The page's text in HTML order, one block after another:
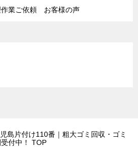
作業ご依頼 お客様の声
島片付け110番｜粗大ゴミ回収・ゴミ
付中！
TOP